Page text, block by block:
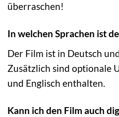
überraschen!
In welchen Sprachen ist
Der Film ist in Deutsch
Zusätzlich sind optionale
und Englisch enthalten.
Kann ich den Film auch